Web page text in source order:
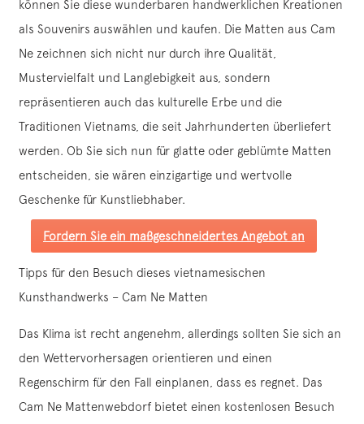
können Sie diese wunderbaren handwerklichen Kreationen
als Souvenirs auswählen und kaufen. Die Matten aus Cam
Ne zeichnen sich nicht nur durch ihre Qualität,
Mustervielfalt und Langlebigkeit aus, sondern
repräsentieren auch das kulturelle Erbe und die
Traditionen Vietnams, die seit Jahrhunderten überliefert
werden. Ob Sie sich nun für glatte oder geblümte Matten
entscheiden, sie wären einzigartige und wertvolle
Geschenke für Kunstliebhaber.
Fordern Sie ein maßgeschneidertes Angebot an
Tipps für den Besuch dieses vietnamesischen
Kunsthandwerks – Cam Ne Matten
Das Klima ist recht angenehm, allerdings sollten Sie sich an
den Wettervorhersagen orientieren und einen
Regenschirm für den Fall einplanen, dass es regnet. Das
Cam Ne Mattenwebdorf bietet einen kostenlosen Besuch